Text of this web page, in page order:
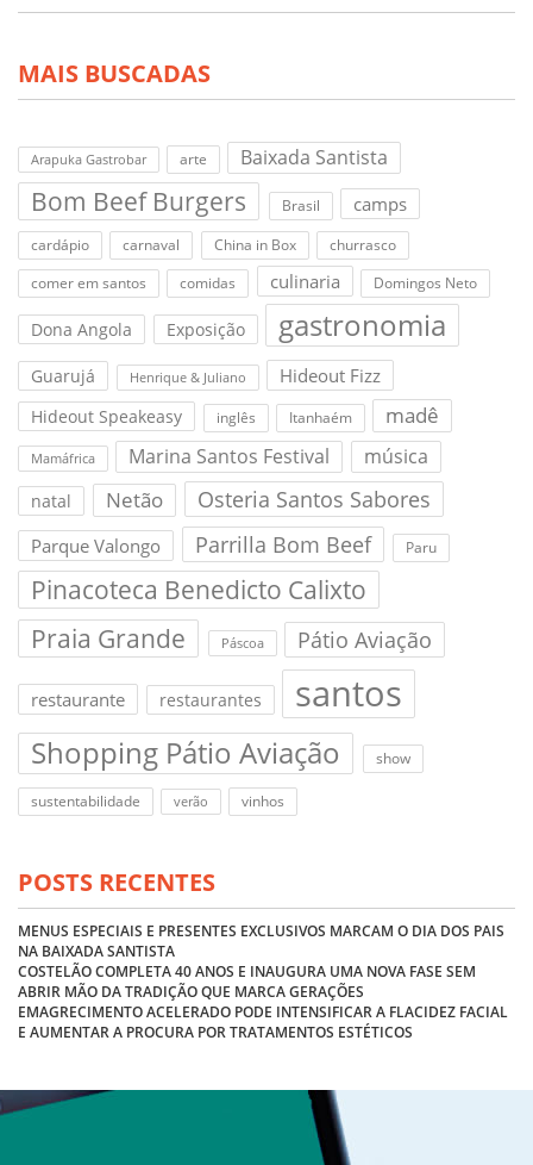
MAIS BUSCADAS
Arapuka Gastrobar arte Baixada Santista
Bom Beef Burgers Brasil camps
cardápio carnaval China in Box
churrasco
comer em santos
comidas culinaria Domingos Neto
Dona Angola Exposição gastronomia
Guarujá Henrique & Juliano Hideout Fizz
Hideout Speakeasy inglês Itanhaém madê
Mamáfrica Marina Santos Festival música
natal Netão Osteria Santos Sabores
Parque Valongo Parrilla Bom Beef Paru
Pinacoteca Benedicto Calixto
Praia Grande
Páscoa Pátio Aviação
restaurante restaurantes santos
Shopping Pátio Aviação show
sustentabilidade verão vinhos
POSTS RECENTES
MENUS ESPECIAIS E PRESENTES EXCLUSIVOS MARCAM O DIA DOS PAIS
NA BAIXADA SANTISTA
COSTELÃO COMPLETA 40 ANOS E INAUGURA UMA NOVA FASE SEM
ABRIR MÃO DA TRADIÇÃO QUE MARCA GERAÇÕES
EMAGRECIMENTO ACELERADO PODE INTENSIFICAR A FLACIDEZ FACIAL
E AUMENTAR A PROCURA POR TRATAMENTOS ESTÉTICOS